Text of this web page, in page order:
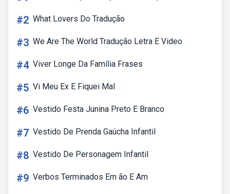
#2 What Lovers Do Tradução
#3 We Are The World Tradução Letra E Video
#4 Viver Longe Da Família Frases
#5 Vi Meu Ex E Fiquei Mal
#6 Vestido Festa Junina Preto E Branco
#7 Vestido De Prenda Gaúcha Infantil
#8 Vestido De Personagem Infantil
#9 Verbos Terminados Em ão E Am